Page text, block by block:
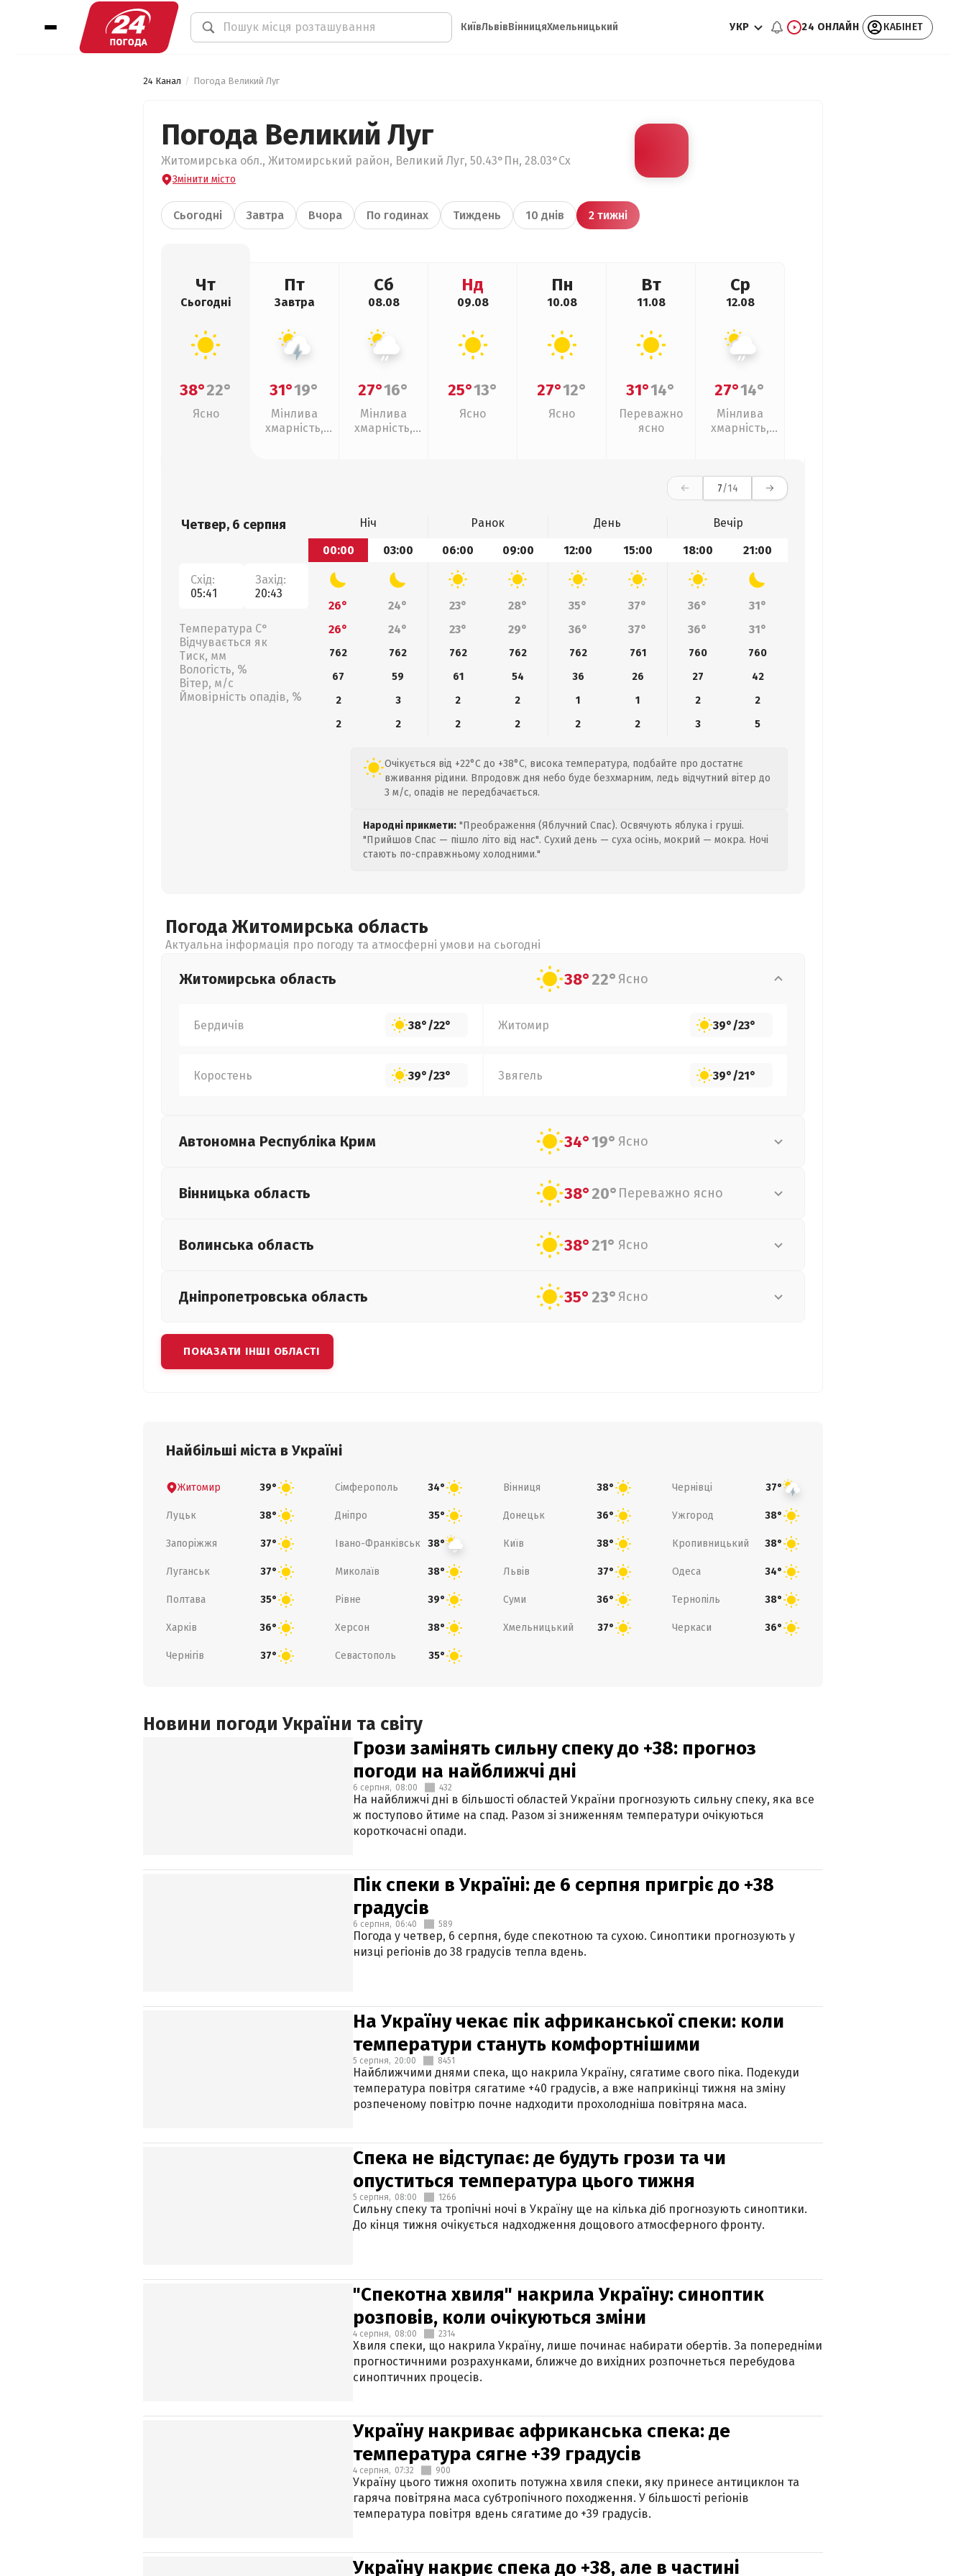
КиївЛьвівВінницяХмельницький УКР 24 ОНЛАЙН КАБІНЕТ
24 Канал Погода Великий Луг
Погода Великий Луг
Житомирська обл., Житомирський район, Великий Луг, 50.43°Пн, 28.03°Сх
Змінити місто
Сьогодні Завтра Вчора По годинах Тиждень 10 днів 2 тижні
Чт
Сьогодні
38°22°
Ясно
Пт
Завтра
31°19°
Мінлива
хмарність,
Сб
08.08
27°16°
Мінлива
хмарність,
Нд
09.08
25°13°
Ясно
Пн
10.08
27°12°
Ясно
Вт
11.08
31°14°
Переважно
ясно
Ср
12.08
27°14°
Мінлива
хмарність,
7/14
Четвер, 6 серпня
Схід:
05:41
Захід:
20:43
Температура С°
Відчувається як
Тиск, мм
Вологість, %
Вітер, м/с
Ймовірність опадів, %
Ніч Ранок День
Вечір
00:00
03:00 06:00 09:00 12:00 15:00 18:00 21:00
26° 24° 23° 28° 35° 37° 36°
31°
26°
24° 23° 29° 36° 37° 36° 31°
762 762 762 762 762 761 760
760
67
59 61 54 36 26 27
42
2
3 2 2 1 1 2
2
2
2 2 2 2 2 3 5
Очікується від +22°C до +38°C, висока температура, подбайте про достатнє
вживання рідини. Впродовж дня небо буде безхмарним, ледь відчутний вітер до
3 м/с, опадів не передбачається.
Народні прикмети: "Преображення (Яблучний Спас). Освячують яблука і груші.
"Прийшов Спас — пішло літо від нас". Сухий день — суха осінь, мокрий — мокра. Ночі
стають по-справжньому холодними."
Погода Житомирська область
Актуальна інформація про погоду та атмосферні умови на сьогодні
Житомирська область 38°22° Ясно
Бердичів 38°/22° Житомир 39°/23°
Коростень 39°/23° Звягель 39°/21°
Автономна Республіка Крим 34°19° Ясно
Вінницька область 38°20° Переважно ясно
Волинська область 38°21° Ясно
Дніпропетровська область 35°23° Ясно
ПОКАЗАТИ ІНШІ ОБЛАСТІ
Найбільші міста в Україні
Житомир 39° Сімферополь 34° Вінниця 38° Чернівці 37°
Луцьк 38° Дніпро 35° Донецьк 36° Ужгород 38°
Запоріжжя 37° Івано-Франківськ 38° Київ 38° Кропивницький 38°
Луганськ 37° Миколаїв 38° Львів 37° Одеса 34°
Полтава 35° Рівне 39° Суми 36° Тернопіль 38°
Харків 36° Херсон 38° Хмельницький 37° Черкаси 36°
Чернігів 37° Севастополь 35°
Новини погоди України та світу
Грози замінять сильну спеку до +38: прогноз
погоди на найближчі дні
6 серпня, 08:00 432
На найближчі дні в більшості областей України прогнозують сильну спеку, яка все
ж поступово йтиме на спад. Разом зі зниженням температури очікуються
короткочасні опади.
Пік спеки в Україні: де 6 серпня пригріє до +38
градусів
6 серпня, 06:40 589
Погода у четвер, 6 серпня, буде спекотною та сухою. Синоптики прогнозують у
низці регіонів до 38 градусів тепла вдень.
На Україну чекає пік африканської спеки: коли
температури стануть комфортнішими
5 серпня, 20:00 8451
Найближчими днями спека, що накрила Україну, сягатиме свого піка. Подекуди
температура повітря сягатиме +40 градусів, а вже наприкінці тижня на зміну
розпеченому повітрю почне надходити прохолодніша повітряна маса.
Спека не відступає: де будуть грози та чи
опуститься температура цього тижня
5 серпня, 08:00 1266
Сильну спеку та тропічні ночі в Україну ще на кілька діб прогнозують синоптики.
До кінця тижня очікується надходження дощового атмосферного фронту.
"Спекотна хвиля" накрила Україну: синоптик
розповів, коли очікуються зміни
4 серпня, 08:00 2314
Хвиля спеки, що накрила Україну, лише починає набирати обертів. За попередніми
прогностичними розрахунками, ближче до вихідних розпочнеться перебудова
синоптичних процесів.
Україну накриває африканська спека: де
температура сягне +39 градусів
4 серпня, 07:32 900
Україну цього тижня охопить потужна хвиля спеки, яку принесе антициклон та
гаряча повітряна маса субтропічного походження. У більшості регіонів
температура повітря вдень сягатиме до +39 градусів.
Україну накриє спека до +38, але в частині